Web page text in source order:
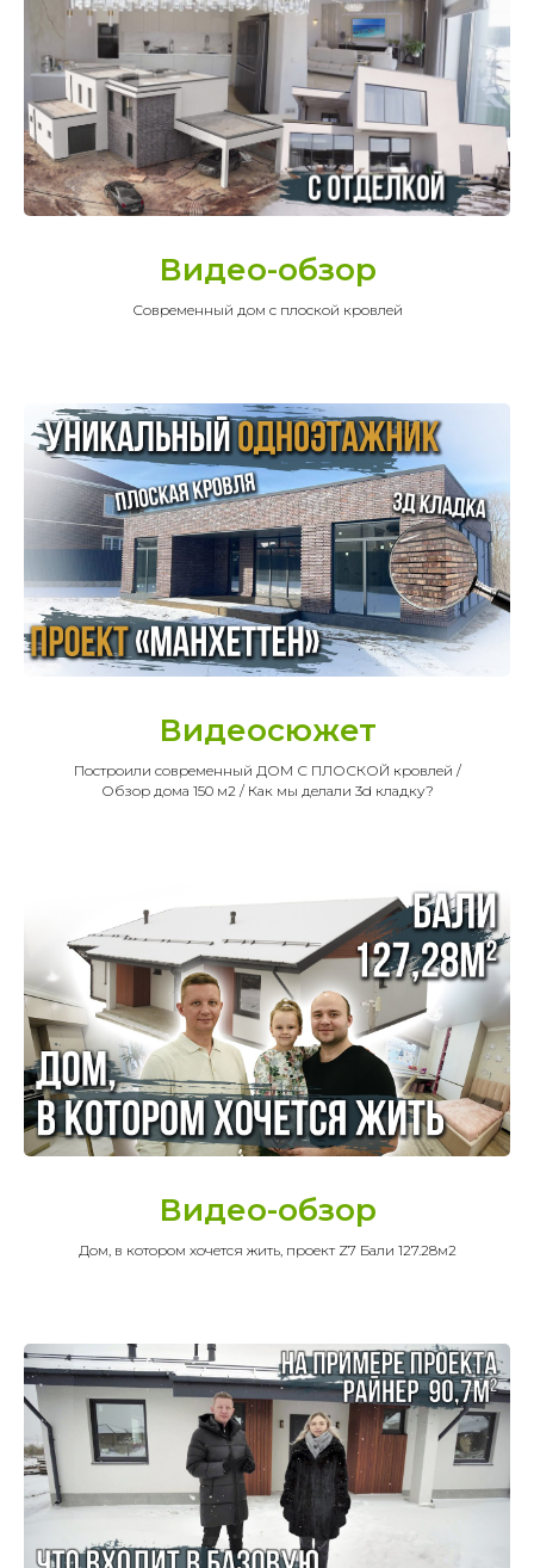
Видео-обзор
Современный дом с плоской кровлей
Видеосюжет
Построили современный ДОМ С ПЛОСКОЙ кровлей /
Обзор дома 150 м2 / Как мы делали 3d кладку?
Видео-обзор
Дом, в котором хочется жить, проект Z7 Бали 127.28м2